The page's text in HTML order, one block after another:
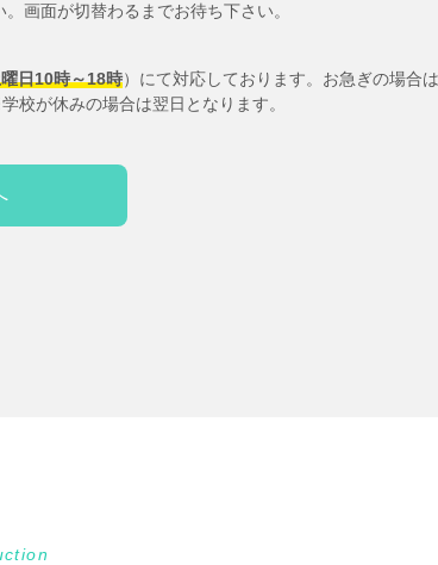
画面が切替わるまでお待ち下さい。
日10時～18時）にて対応しております。お急ぎの場合
校が休みの場合は翌日となります。